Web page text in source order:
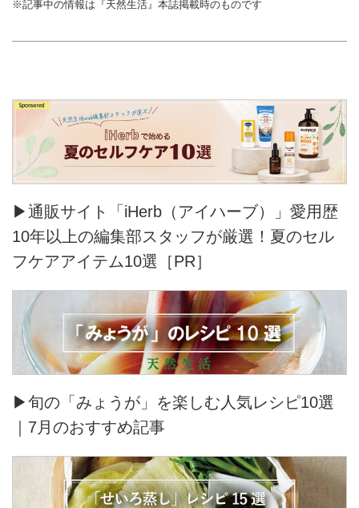
※記事中の情報は『天然生活』本誌掲載時のものです
▶通販サイト「iHerb（アイハーブ）」愛用歴
10年以上の編集部スタッフが厳選！夏のセル
フケアアイテム10選［PR］
▶旬の「みょうが」を楽しむ人気レシピ10選
｜7月のおすすめ記事